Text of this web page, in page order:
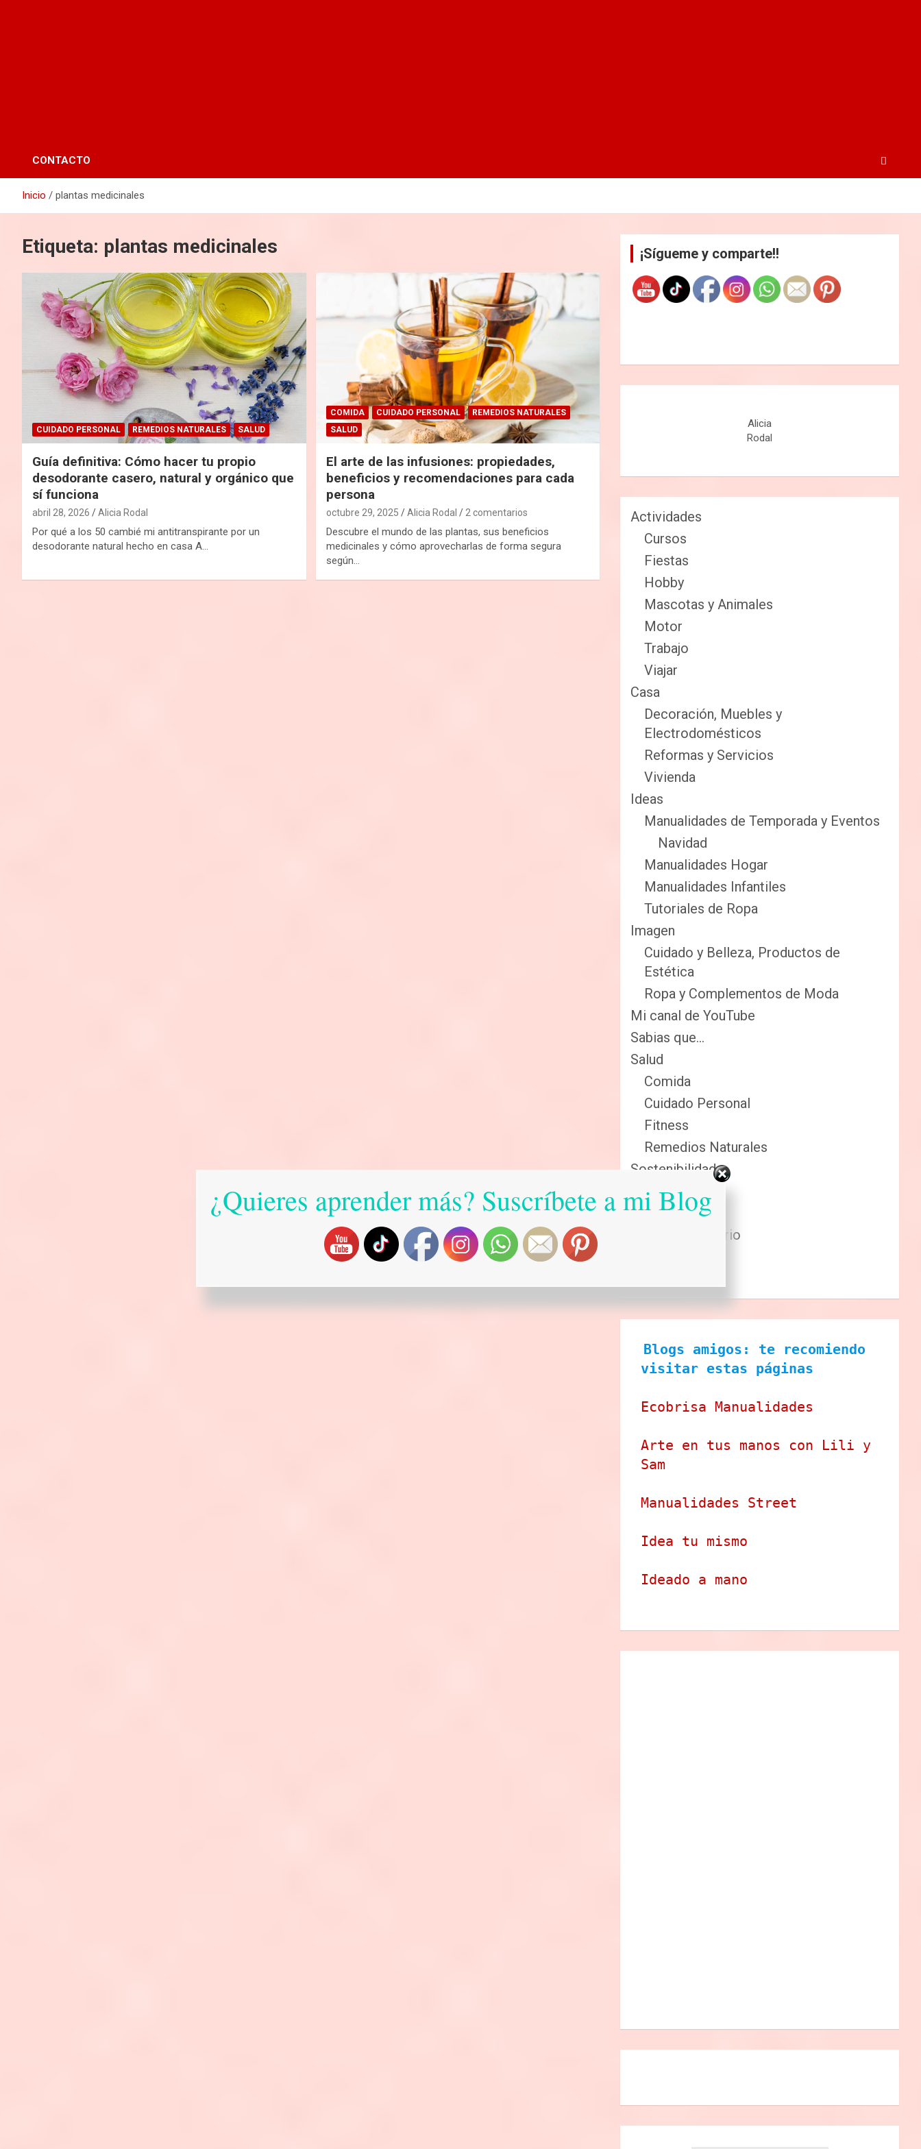
CONTACTO
Inicio plantas medicinales
Etiqueta: plantas medicinales
CUIDADO PERSONAL REMEDIOS NATURALES SALUD
Guía definitiva: Cómo hacer tu propio
desodorante casero, natural y orgánico que
sí funciona
abril 28, 2026 Alicia Rodal
Por qué a los 50 cambié mi antitranspirante por un
desodorante natural hecho en casa A…
COMIDA CUIDADO PERSONAL
REMEDIOS NATURALES
SALUD
El arte de las infusiones: propiedades,
beneficios y recomendaciones para cada
persona
octubre 29, 2025 Alicia Rodal 2 comentarios
Descubre el mundo de las plantas, sus beneficios
medicinales y cómo aprovecharlas de forma segura
según…
¡Sígueme y comparte!!
Alicia
Rodal
Actividades
Cursos
Fiestas
Hobby
Mascotas y Animales
Motor
Trabajo
Viajar
Casa
Decoración, Muebles y
Electrodomésticos
Reformas y Servicios
Vivienda
Ideas
Manualidades de Temporada y Eventos
Navidad
Manualidades Hogar
Manualidades Infantiles
Tutoriales de Ropa
Imagen
Cuidado y Belleza, Productos de
Estética
Ropa y Complementos de Moda
Mi canal de YouTube
Sabias que…
Salud
Comida
Cuidado Personal
Fitness
Remedios Naturales
Sostenibilidad
Reciclaje
Renovables
Sector Primario
Blogs amigos: te recomiendo
visitar estas páginas
Ecobrisa Manualidades
Arte en tus manos con Lili y
Sam
Manualidades Street
Idea tu mismo
Ideado a mano
¿Quieres aprender más? Suscríbete a mi Blog